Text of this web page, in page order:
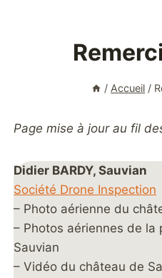
/ Accueil /
Page mise à jour au fil
Didier BARDY, Sauvian
Société Drone Inspection
– Photo aérienne du
– Photos aériennes de la
Sauvian
– Vidéo du château de